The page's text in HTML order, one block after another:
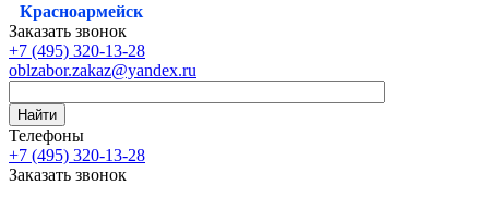
Красноармейск
Заказать звонок
+7 (495) 320-13-28
oblzabor.zakaz@yandex.ru
Найти
Телефоны
+7 (495) 320-13-28
Заказать звонок